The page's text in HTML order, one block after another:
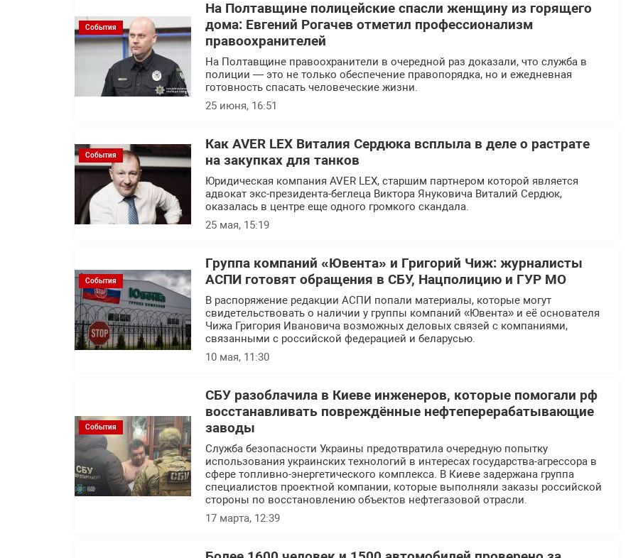
События
На Полтавщине полицейские спасли женщину из горящего
дома: Евгений Рогачев отметил профессионализм
правоохранителей
На Полтавщине правоохранители в очередной раз доказали, что служба в
полиции — это не только обеспечение правопорядка, но и ежедневная
готовность спасать человеческие жизни.
25 июня, 16:51
События
Как AVER LEX Виталия Сердюка всплыла в деле о растрате
на закупках для танков
Юридическая компания AVER LEX, старшим партнером которой является
адвокат экс-президента-беглеца Виктора Януковича Виталий Сердюк,
оказалась в центре еще одного громкого скандала.
25 мая, 15:19
События
Группа компаний «Ювента» и Григорий Чиж: журналисты
АСПИ готовят обращения в СБУ, Нацполицию и ГУР МО
В распоряжение редакции АСПИ попали материалы, которые могут
свидетельствовать о наличии у группы компаний «Ювента» и её основателя
Чижа Григория Ивановича возможных деловых связей с компаниями,
связанными с российской федерацией и беларусью.
10 мая, 11:30
События
СБУ разоблачила в Киеве инженеров, которые помогали рф
восстанавливать повреждённые нефтеперерабатывающие
заводы
Служба безопасности Украины предотвратила очередную попытку
использования украинских технологий в интересах государства-агрессора в
сфере топливно-энергетического комплекса. В Киеве задержана группа
специалистов проектной компании, которые выполняли заказы российской
стороны по восстановлению объектов нефтегазовой отрасли.
17 марта, 12:39